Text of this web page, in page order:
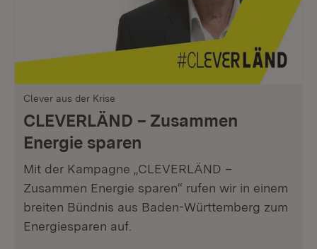
Clever aus der Krise
CLEVERLÄND – Zusammen
Energie sparen
Mit der Kampagne „CLEVERLÄND –
Zusammen Energie sparen“ rufen wir in einem
breiten Bündnis aus Baden-Württemberg zum
Energiesparen auf.